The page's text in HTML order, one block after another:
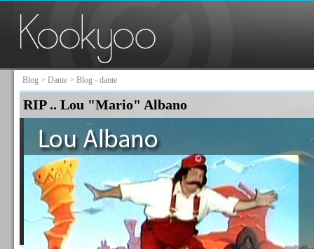
Blog> Dante> Blog - dante
RIP .. Lou "Mario" Albano